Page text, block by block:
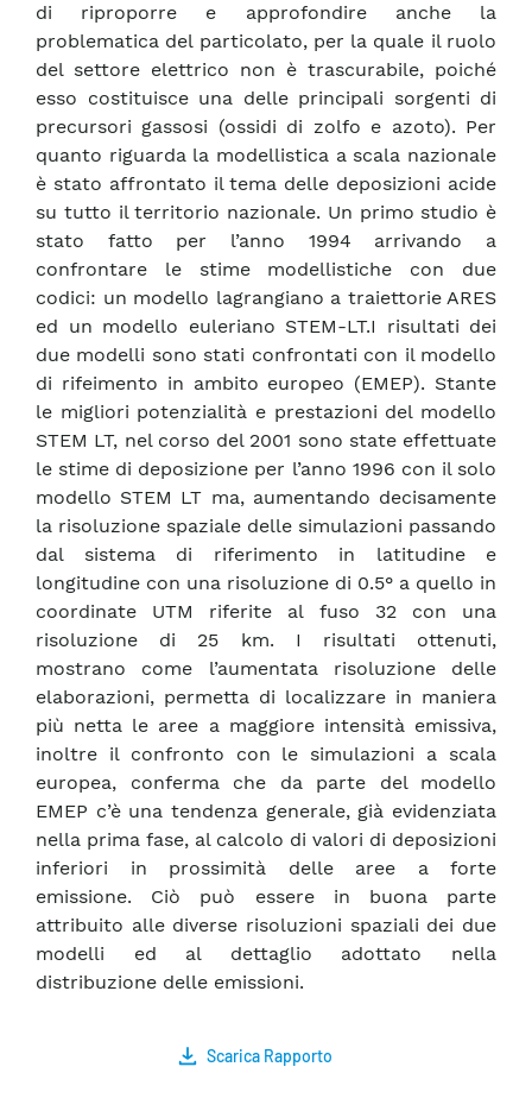
di riproporre e approfondire anche la
problematica del particolato, per la quale il ruolo
del settore elettrico non è trascurabile, poiché
esso costituisce una delle principali sorgenti di
precursori gassosi (ossidi di zolfo e azoto). Per
quanto riguarda la modellistica a scala nazionale
è stato affrontato il tema delle deposizioni acide
su tutto il territorio nazionale. Un primo studio è
stato fatto per l’anno 1994 arrivando a
confrontare le stime modellistiche con due
codici: un modello lagrangiano a traiettorie ARES
ed un modello euleriano STEM-LT.I risultati dei
due modelli sono stati confrontati con il modello
di rifeimento in ambito europeo (EMEP). Stante
le migliori potenzialità e prestazioni del modello
STEM LT, nel corso del 2001 sono state effettuate
le stime di deposizione per l’anno 1996 con il solo
modello STEM LT ma, aumentando decisamente
la risoluzione spaziale delle simulazioni passando
dal sistema di riferimento in latitudine e
longitudine con una risoluzione di 0.5° a quello in
coordinate UTM riferite al fuso 32 con una
risoluzione di 25 km. I risultati ottenuti,
mostrano come l’aumentata risoluzione delle
elaborazioni, permetta di localizzare in maniera
più netta le aree a maggiore intensità emissiva,
inoltre il confronto con le simulazioni a scala
europea, conferma che da parte del modello
EMEP c’è una tendenza generale, già evidenziata
nella prima fase, al calcolo di valori di deposizioni
inferiori in prossimità delle aree a forte
emissione. Ciò può essere in buona parte
attribuito alle diverse risoluzioni spaziali dei due
modelli ed al dettaglio adottato nella
distribuzione delle emissioni.
Scarica Rapporto